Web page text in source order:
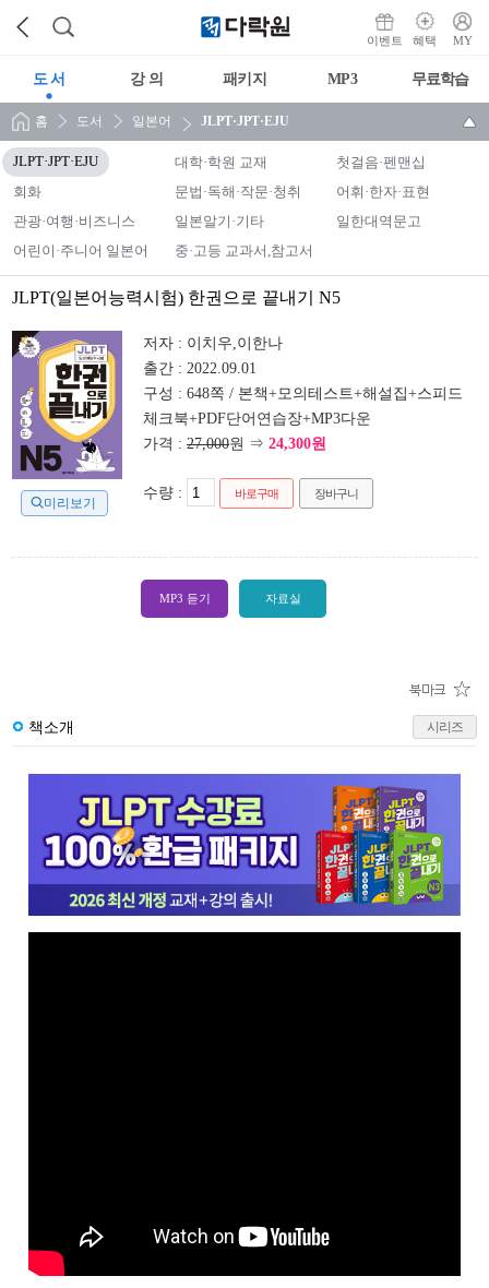
이벤트 혜택 MY
도 서 강 의 패키지 MP3 무료학습
홈 도서 일본어 JLPT·JPT·EJU
JLPT·JPT·EJU 대학·학원 교재
첫걸음·펜맨십
회화
문법·독해·작문·청취
어휘·한자·표현
관광·여행·비즈니스
일본알기·기타
일한대역문고
어린이·주니어 일본어
중·고등 교과서,참고서
JLPT(일본어능력시험) 한권으로 끝내기 N5
미리보기
저자 : 이치우,이한나
출간 : 2022.09.01
구성 : 648쪽 / 본책+모의테스트+해설집+스피드
체크북+PDF단어연습장+MP3다운
가격 : 27,000원 ⇒ 24,300원
수량 : 바로구매 장바구니
MP3 듣기 자료실
책소개 시리즈